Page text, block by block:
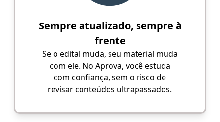
Sempre atualizado, sempre à
frente
Se o edital muda, seu material muda
com ele. No Aprova, você estuda
com confiança, sem o risco de
revisar conteúdos ultrapassados.